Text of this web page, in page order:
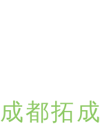
成都拓